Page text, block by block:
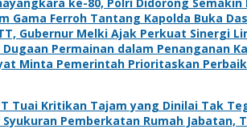
Gama Ferroh Tantang Kapolda Buka
Gubernur Melki Ajak Perkuat Sinergi
Permainan dalam Penanganan
Minta Pemerintah Prioritaskan
Tuai Kritikan Tajam yang Dinilai Tak
Syukuran Pemberkatan Rumah